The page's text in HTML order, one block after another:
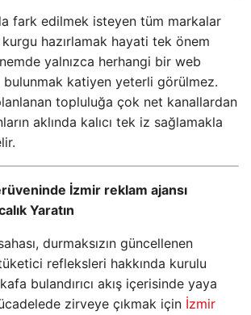
fark edilmek isteyen tüm markalar
hazırlamak hayati tek önem
yalnızca herhangi bir web
bulunmak katiyen yeterli görülmez.
topluluğa çok net kanallardan
aklında kalıcı tek iz sağlamakla
İzmir reklam ajansı
Yaratın
durmaksızın güncellenen
refleksleri hakkında kurulu
bulandırıcı akış içerisinde yaya
zirveye çıkmak için İzmir